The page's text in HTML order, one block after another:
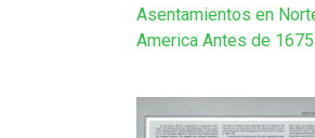
Asentamientos en
America Antes de 1675